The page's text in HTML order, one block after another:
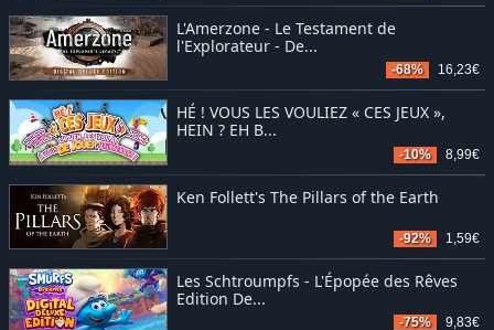
L'Amerzone - Le Testament de
l'Explorateur - De...
-68% 16,23€
HÉ ! VOUS LES VOULIEZ « CES JEUX »,
HEIN ? EH B...
-10% 8,99€
Ken Follett's The Pillars of the Earth
-92% 1,59€
Les Schtroumpfs - L'Épopée des Rêves
Edition De...
-75% 9,83€